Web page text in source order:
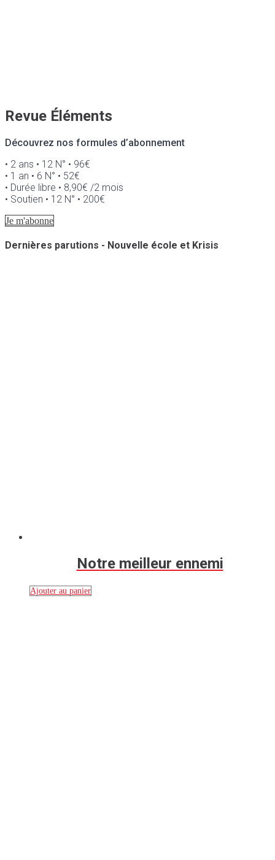
Revue Éléments
Découvrez nos formules d’abonnement
• 2 ans • 12 N° • 96€
• 1 an • 6 N° • 52€
• Durée libre • 8,90€ /2 mois
• Soutien • 12 N° • 200€
Je m'abonne
Dernières parutions - Nouvelle école et Krisis
Notre meilleur ennemi
Ajouter au panier